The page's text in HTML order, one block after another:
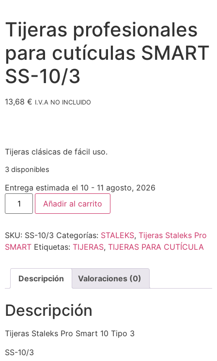
Tijeras profesionales
para cutículas SMART
SS-10/3
13,68 € I.V.A NO INCLUIDO
Tijeras clásicas de fácil uso.
3 disponibles
Entrega estimada el 10 - 11 agosto, 2026
Añadir al carrito
SKU: SS-10/3 Categorías: STALEKS, Tijeras Staleks Pro
SMART Etiquetas: TIJERAS, TIJERAS PARA CUTÍCULA
Descripción Valoraciones (0)
Descripción
Tijeras Staleks Pro Smart 10 Tipo 3
SS-10/3